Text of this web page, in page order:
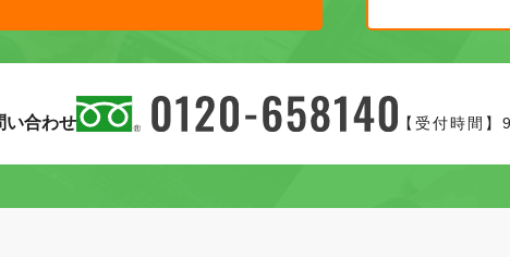
い合わせ 【受付時間】